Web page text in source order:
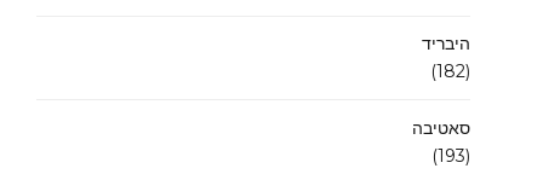
היבריד
(182)
סאטיבה
(193)